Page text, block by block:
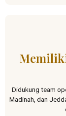
Didukung team
Madinah, dan